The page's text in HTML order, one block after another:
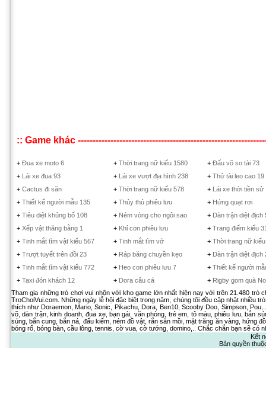
:: Game khác
+ Đua xe moto 6 + Thời trang nữ kiểu 1580 + Đấu võ so tài 73
+ Lái xe đua 93 + Lái xe vượt địa hình 238 + Thử tài leo cao 19
+ Cactus đi săn + Thời trang nữ kiểu 578 + Lái xe thời tiền sử
+ Thiết kế người mẫu 135 + Thủy thủ phiêu lưu + Hứng quạt rơi
+ Tiêu diệt khủng bố 108 + Ném vòng cho ngôi sao + Dàn trận diệt địch
+ Xếp vật thăng bằng 1 + Khỉ con phiêu lưu + Trang điểm kiểu
+ Tinh mắt tìm vật kiểu 567 + Tinh mắt tìm vớ + Thời trang nữ
+ Trượt tuyết trên đồi 23 + Ráp băng chuyền kẹo + Dàn trận diệt địch
+ Tinh mắt tìm vật kiểu 772 + Heo con phiêu lưu 7 + Thiết kế người
+ Taxi đón khách 12 + Dora câu cá + Rigby gom quà
Tham gia những trò chơi vui nhộn với kho game lớn nhất hiện nay với trên 21.480
TroChoiVui.com. Những ngày lễ hội đặc biệt trong năm, chúng tôi đều cập nhật nhiều
thích như Doraemon, Mario, Sonic, Pikachu, Dora, Ben10, Scooby Doo, Simpson,
võ, dàn trận, kinh doanh, đua xe, bạn gái, văn phòng, trẻ em, tô màu, phiêu lưu, bắn
súng, bắn cung, bắn ná, đấu kiếm, ném đồ vật, rắn săn mồi, mặt trăng ăn vàng,
bóng rổ, bóng bàn, cầu lông, tennis, cờ vua, cờ tướng, domino,.. Chắc chắn bạn sẽ có
Kết
Bản quyền